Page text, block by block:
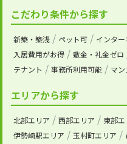
こだわり条件から探す
新築・築浅 ペット可 インタ
入居費用がお得
敷金・礼金ゼロ
テナント
事務所利用可能 マ
エリアから探す
北部エリア 西部エリア 東部エ
伊勢崎駅エリア
玉村町エリア